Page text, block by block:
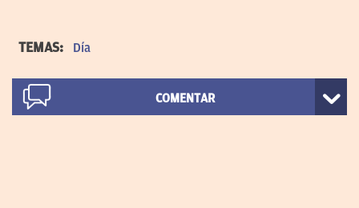
TEMAS: Día
COMENTAR